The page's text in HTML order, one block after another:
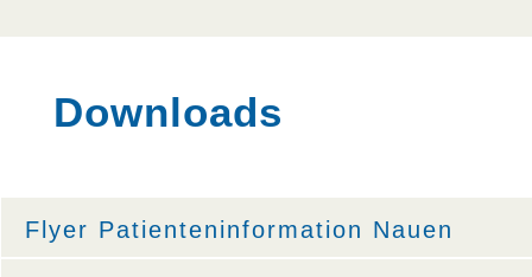
Downloads
Flyer Patienteninformation Nauen